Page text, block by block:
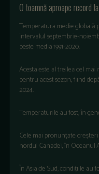
O toamnă aproape record
Temperatura medieglobală
intervalulseptembrie-
peste media 1991-2020.
Acestaeste altreileacel mai
pentru acestsezon,fiind
2024.
Temperaturile aufost,în
Cele mai pronunțate
nordul Canadei,în Oceanul
ÎnAsia de Sud,condițiile au